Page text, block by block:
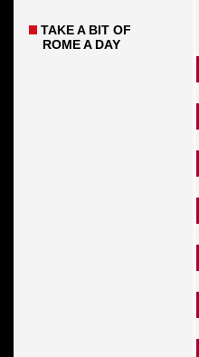
TAKE A BIT OF
ROME A DAY